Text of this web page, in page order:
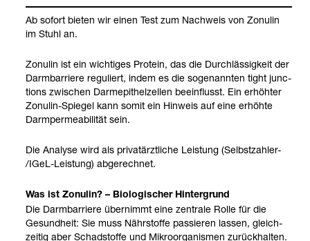
Ab sofort bie­ten wir einen Test zum Nach­weis von Zonu­lin
im Stuhl an.
Zonu­lin ist ein wich­ti­ges Pro­tein, das die Durch­läs­sig­keit der
Darm­bar­riere regu­liert, indem es die soge­nann­ten tight junc­
tions zwi­schen Darm­epi­thel­zel­len beein­flusst. Ein erhöh­ter
Zonu­lin-​Spie­gel kann somit ein Hin­weis auf eine erhöhte
Darm­per­mea­bi­li­tät sein.
Die Ana­lyse wird als pri­vat­ärzt­li­che Leis­tung (Selbst­zah­ler-​
/IGeL-​Leis­tung) abge­rech­net.
Was ist Zonu­lin? – Bio­lo­gi­scher Hin­ter­grund
Die Darm­bar­riere über­nimmt eine zen­trale Rolle für die
Gesund­heit: Sie muss Nähr­stoffe pas­sie­ren las­sen, gleich­
zei­tig aber Schad­stoffe und Mikro­or­ga­nis­men zurück­hal­ten.